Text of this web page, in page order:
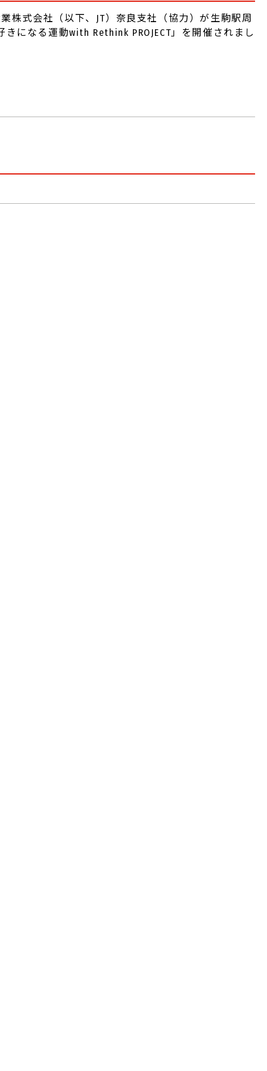
株式会社（以下、JT）奈良支社（協力）が生駒駅周
になる運動with Rethink PROJECT」を開催されまし